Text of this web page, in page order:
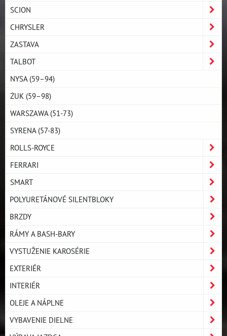
SCION
CHRYSLER
ZASTAVA
TALBOT
NYSA (59–94)
ŻUK (59–98)
WARSZAWA (51-73)
SYRENA (57-83)
ROLLS-ROYCE
FERRARI
SMART
POLYURETÁNOVÉ SILENTBLOKY
BRZDY
RÁMY A BASH-BARY
VYSTUŽENIE KAROSÉRIE
EXTERIÉR
INTERIÉR
OLEJE A NÁPLNE
VYBAVENIE DIELNE